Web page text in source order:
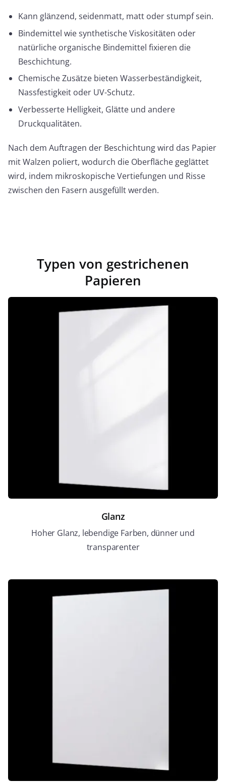
Kann glänzend, seidenmatt, matt oder stumpf sein.
Bindemittel wie synthetische Viskositäten oder
natürliche organische Bindemittel fixieren die
Beschichtung.
Chemische Zusätze bieten Wasserbeständigkeit,
Nassfestigkeit oder UV-Schutz.
Verbesserte Helligkeit, Glätte und andere
Druckqualitäten.
Nach dem Auftragen der Beschichtung wird das Papier
mit Walzen poliert, wodurch die Oberfläche geglättet
wird, indem mikroskopische Vertiefungen und Risse
zwischen den Fasern ausgefüllt werden.
Typen von gestrichenen
Papieren
Glanz
Hoher Glanz, lebendige Farben, dünner und
transparenter